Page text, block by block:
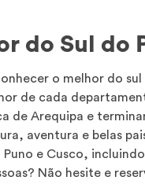
do Sul do
o melhor do
de cada
de Arequipa e
aventura e belas
e Cusco,
Não hesite e